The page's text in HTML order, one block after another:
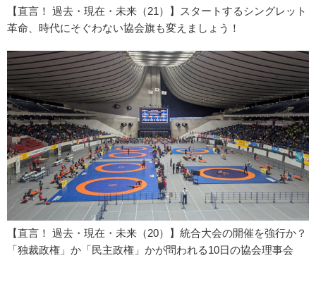
【直言！ 過去・現在・未来（21）】スタートするシングレット
革命、時代にそぐわない協会旗も変えましょう！
【直言！ 過去・現在・未来（20）】統合大会の開催を強行か？
「独裁政権」か「民主政権」かが問われる10日の協会理事会